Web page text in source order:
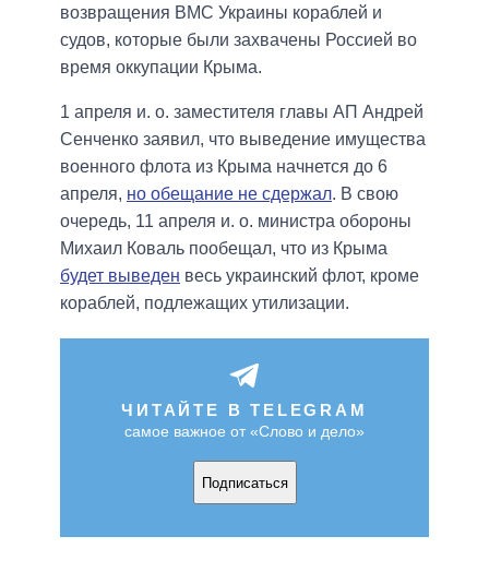
возвращения ВМС Украины кораблей и
судов, которые были захвачены Россией во
время оккупации Крыма.
1 апреля и. о. заместителя главы АП Андрей
Сенченко заявил, что выведение имущества
военного флота из Крыма начнется до 6
апреля, но обещание не сдержал. В свою
очередь, 11 апреля и. о. министра обороны
Михаил Коваль пообещал, что из Крыма
будет выведен весь украинский флот, кроме
кораблей, подлежащих утилизации.
ЧИТАЙТЕ В TELEGRAM
самое важное от «Слово и дело»
Подписаться